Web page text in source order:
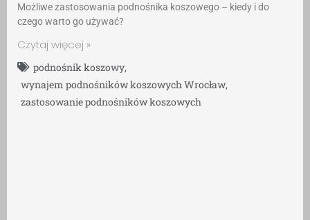
Możliwe zastosowania podnośnika koszowego – kiedy i do
czego warto go używać?
Czytaj więcej »
podnośnik koszowy,
wynajem podnośników koszowych Wrocław,
zastosowanie podnośników koszowych